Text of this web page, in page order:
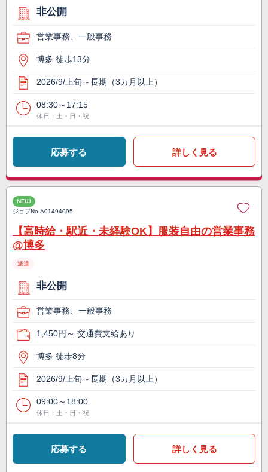
非公開
営業事務、一般事務
博多 徒歩13分
2026/9/上旬～長期（3カ月以上）
08:30～17:15
休日：土・日・祝
応募する 詳しく見る
NEW
ジョブNo.A01494095
【高時給・駅近・未経験OK】服装自由の営業事務
@博多
派遣
非公開
営業事務、一般事務
1,450円～ 交通費支給あり
博多 徒歩8分
2026/9/上旬～長期（3カ月以上）
09:00～18:00
休日：土・日・祝
応募する 詳しく見る